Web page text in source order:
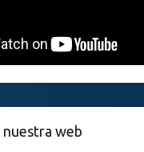
nuestra web